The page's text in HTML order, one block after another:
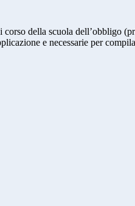
della scuola dell’obbligo
e necessarie per